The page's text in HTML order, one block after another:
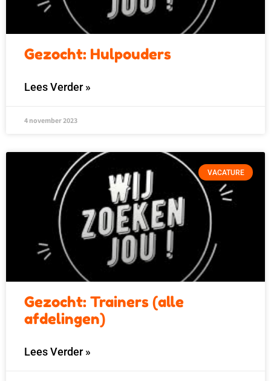
Gezocht: Hulpouders
Lees Verder »
4 november 2023
VACATURE
Gezocht: Trainers (alle
afdelingen)
Lees Verder »